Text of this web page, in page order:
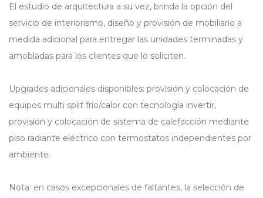
El estudio de arquitectura a su vez, brinda la opción del
servicio de interiorismo, diseño y provisión de mobiliario a
medida adicional para entregar las unidades terminadas y
amobladas para los clientes que lo soliciten.
Upgrades adicionales disponibles: provisión y colocación de
equipos multi split frío/calor con tecnología invertir,
provisión y colocación de sistema de calefacción mediante
piso radiante eléctrico con termostatos independientes por
ambiente.
Nota: en casos excepcionales de faltantes, la selección de